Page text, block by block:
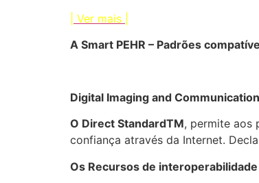
| Ver mais |
A Smart PEHR – Padrões
Digital Imaging and
O Direct StandardTM, permite aos
confiança através da Internet.
Os Recursos de interoperabilidade